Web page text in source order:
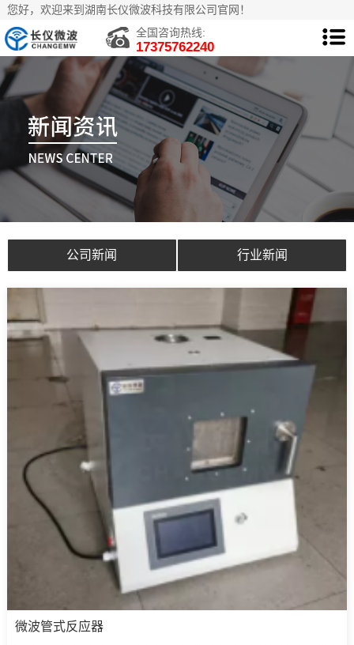
您好，欢迎来到湖南长仪微波科技有限公司官网！
全国咨询热线:
17375762240
公司新闻 行业新闻
微波管式反应器‍